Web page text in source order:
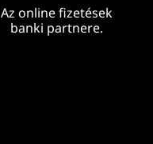
Az online fizetések
banki partnere.